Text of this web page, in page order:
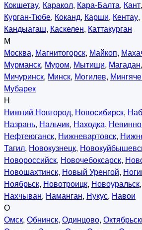
Кокшетау, Каракол, Кара-Балта, Кант,
Курган-Тюбе, Коканд, Карши, Кентау,
Кандыагаш, Каскелен, Каттакурган
М
Москва, Магнитогорск, Майкоп,
Мурманск, Муром, Мытищи, Магадан,
Мичуринск, Минск, Могилев,
Мубарек
Н
Нижний Новгород, Новосибирск,
Назрань, Нальчик, Находка,
Нефтеюганск, Нижневартовск,
Тагил, Новокузнецк,
Новороссийск, Новочебоксарск,
Новошахтинск, Новый Уренгой,
Ноябрьск, Новотроицк, Новоуральск,
Нахчыван, Наманган, Нукус, Навои
О
Омск, Обнинск, Одинцово,